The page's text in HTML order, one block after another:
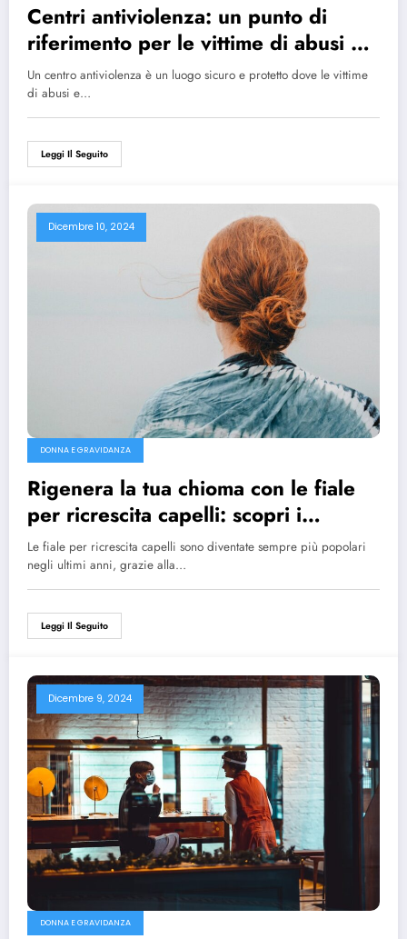
Centri antiviolenza: un punto di
riferimento per le vittime di abusi e
violenze
Un centro antiviolenza è un luogo sicuro e protetto dove le vittime
di abusi e…
Leggi Il Seguito
Dicembre 10, 2024
DONNA E GRAVIDANZA
Rigenera la tua chioma con le fiale
per ricrescita capelli: scopri i
benefici!
Le fiale per ricrescita capelli sono diventate sempre più popolari
negli ultimi anni, grazie alla…
Leggi Il Seguito
Dicembre 9, 2024
DONNA E GRAVIDANZA